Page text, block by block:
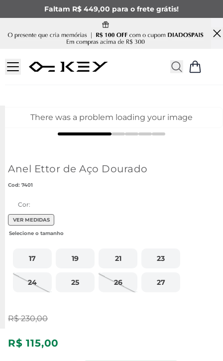
Faltam R$ 449,00 para o frete grátis!
There was a problem loading your image
Anel Ettor de Aço Dourado
: 7401
Cor:
VER MEDIDAS
17 19 21 23
24 25 26 27
R$ 230,00
R$ 115,00